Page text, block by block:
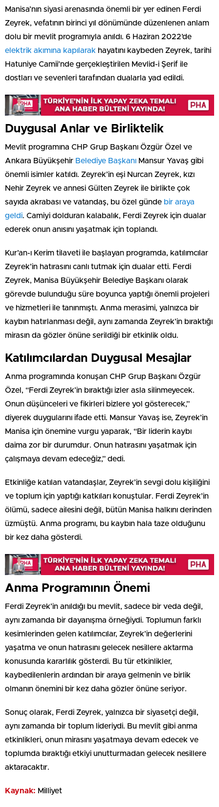
Manisa’nın siyasi arenasında önemli bir yer edinen Ferdi
Zeyrek, vefatının birinci yıl dönümünde düzenlenen anlam
dolu bir mevlit programıyla anıldı. 6 Haziran 2022’de
elektrik akımına kapılarak hayatını kaybeden Zeyrek, tarihi
Hatuniye Camii’nde gerçekleştirilen Mevlid-i Şerif ile
dostları ve sevenleri tarafından dualarla yad edildi.
Duygusal Anlar ve Birliktelik
Mevlit programına CHP Grup Başkanı Özgür Özel ve
Ankara Büyükşehir Belediye Başkanı Mansur Yavaş gibi
önemli isimler katıldı. Zeyrek’in eşi Nurcan Zeyrek, kızı
Nehir Zeyrek ve annesi Gülten Zeyrek ile birlikte çok
sayıda akrabası ve vatandaş, bu özel günde bir araya
geldi. Camiyi dolduran kalabalık, Ferdi Zeyrek için dualar
ederek onun anısını yaşatmak için toplandı.
Kur’an-ı Kerim tilaveti ile başlayan programda, katılımcılar
Zeyrek’in hatırasını canlı tutmak için dualar etti. Ferdi
Zeyrek, Manisa Büyükşehir Belediye Başkanı olarak
görevde bulunduğu süre boyunca yaptığı önemli projeleri
ve hizmetleri ile tanınmıştı. Anma merasimi, yalnızca bir
kaybın hatırlanması değil, aynı zamanda Zeyrek’in bıraktığı
mirasın da gözler önüne serildiği bir etkinlik oldu.
Katılımcılardan Duygusal Mesajlar
Anma programında konuşan CHP Grup Başkanı Özgür
Özel, “Ferdi Zeyrek’in bıraktığı izler asla silinmeyecek.
Onun düşünceleri ve fikirleri bizlere yol gösterecek,”
diyerek duygularını ifade etti. Mansur Yavaş ise, Zeyrek’in
Manisa için önemine vurgu yaparak, “Bir liderin kaybı
daima zor bir durumdur. Onun hatırasını yaşatmak için
çalışmaya devam edeceğiz,” dedi.
Etkinliğe katılan vatandaşlar, Zeyrek’in sevgi dolu kişiliğini
ve toplum için yaptığı katkıları konuştular. Ferdi Zeyrek’in
ölümü, sadece ailesini değil, bütün Manisa halkını derinden
üzmüştü. Anma programı, bu kaybın hala taze olduğunu
bir kez daha gösterdi.
Anma Programının Önemi
Ferdi Zeyrek’in anıldığı bu mevlit, sadece bir veda değil,
aynı zamanda bir dayanışma örneğiydi. Toplumun farklı
kesimlerinden gelen katılımcılar, Zeyrek’in değerlerini
yaşatma ve onun hatırasını gelecek nesillere aktarma
konusunda kararlılık gösterdi. Bu tür etkinlikler,
kaybedilenlerin ardından bir araya gelmenin ve birlik
olmanın önemini bir kez daha gözler önüne seriyor.
Sonuç olarak, Ferdi Zeyrek, yalnızca bir siyasetçi değil,
aynı zamanda bir toplum lideriydi. Bu mevlit gibi anma
etkinlikleri, onun mirasını yaşatmaya devam edecek ve
toplumda bıraktığı etkiyi unutturmadan gelecek nesillere
aktaracaktır.
Kaynak: Milliyet